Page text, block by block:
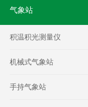
气象站
积温积光测量仪
机械式气象站
手持气象站